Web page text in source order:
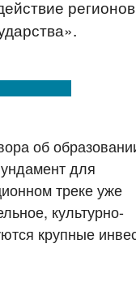
регионов
об
для
треке уже
культурно-
крупные